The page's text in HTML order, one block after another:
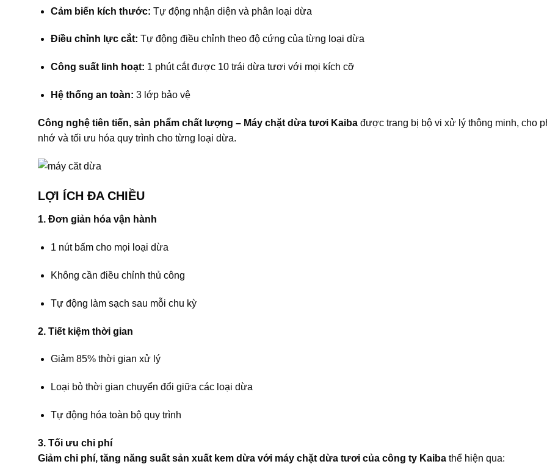
Cảm biến kích thước: Tự động nhận diện và phân loại dừa
Điều chỉnh lực cắt: Tự động điều chỉnh theo độ cứng của từng loại dừa
Công suất linh hoạt: 1 phút cắt được 10 trái dừa tươi với mọi kích cỡ
Hệ thống an toàn: 3 lớp bảo vệ
Công nghệ tiên tiến, sản phẩm chất lượng – Máy chặt dừa tươi Kaiba được trang bị bộ vi xử lý thông minh, cho
nhớ và tối ưu hóa quy trình cho từng loại dừa.
LỢI ÍCH ĐA CHIỀU
1. Đơn giản hóa vận hành
1 nút bấm cho mọi loại dừa
Không cần điều chỉnh thủ công
Tự động làm sạch sau mỗi chu kỳ
2. Tiết kiệm thời gian
Giảm 85% thời gian xử lý
Loại bỏ thời gian chuyển đổi giữa các loại dừa
Tự động hóa toàn bộ quy trình
3. Tối ưu chi phí
Giảm chi phí, tăng năng suất sản xuất kem dừa với máy chặt dừa tươi của công ty Kaiba thể hiện qua: